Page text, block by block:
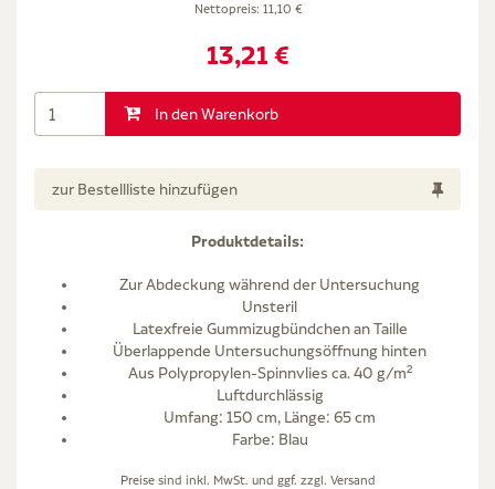
Nettopreis: 11,10 €
13,21 €
In den Warenkorb
zur Bestellliste hinzufügen
Produktdetails:
Zur Abdeckung während der Untersuchung
Unsteril
Latexfreie Gummizugbündchen an Taille
Überlappende Untersuchungsöffnung hinten
Aus Polypropylen-Spinnvlies ca. 40 g/m²
Luftdurchlässig
Umfang: 150 cm, Länge: 65 cm
Farbe: Blau
Preise sind inkl. MwSt. und ggf. zzgl. Versand